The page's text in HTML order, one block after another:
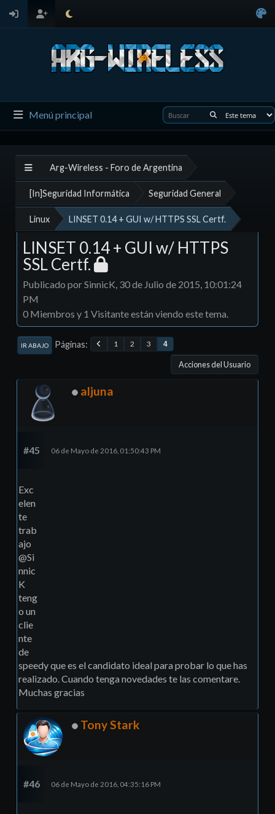
Menú principal
Arg-Wireless - Foro de Argentina
[In]Seguridad Informática Seguridad General
Linux LINSET 0.14 + GUI w/ HTTPS SSL Certf.
LINSET 0.14 + GUI w/ HTTPS
SSL Certf.
Publicado por SinnicK, 30 de Julio de 2015, 10:01:24
PM
0 Miembros y 1 Visitante están viendo este tema.
IR ABAJO Páginas 1 2 3 4
Acciones del Usuario
aljuna
#45 06 de Mayo de 2016, 01:50:43 PM
Exc
elen
te
trab
ajo
@Si
nnic
K
teng
o un
clie
nte
de
speedy que es el candidato ideal para probar lo que has
realizado. Cuando tenga novedades te las comentare.
Muchas gracias
Tony Stark
#46 06 de Mayo de 2016, 04:35:16 PM